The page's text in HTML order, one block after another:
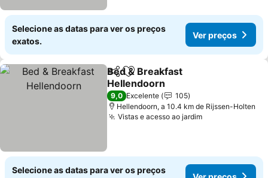
Selecione as datas para ver os preços
exatos.
Ver preços
PartilharAdicionar aos favoritos
Bed & Breakfast
Hellendoorn
Ver preços
9,0 Excelente
105
Hellendoorn, a 10.4 km de Rijssen-Holten
Vistas e acesso ao jardimVer preços
Selecione as datas para ver os preços